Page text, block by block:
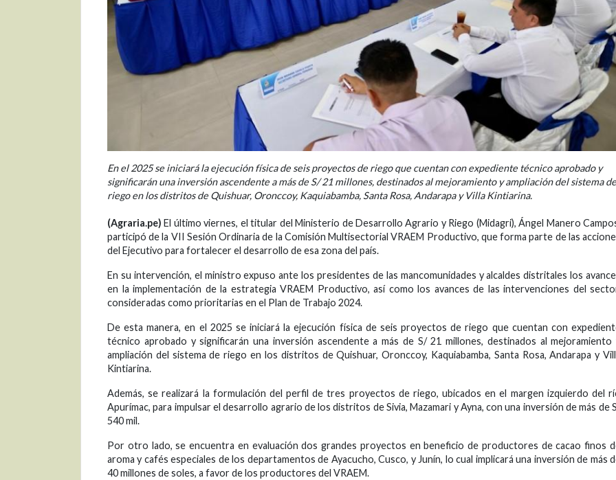
En el 2025 se iniciará la ejecución física de seis proyectos de riego que cuentan con expediente técnico aprobado y
significarán una inversión ascendente a más de S/ 21 millones, destinados al mejoramiento y ampliación del sistema de
riego en los distritos de Quishuar, Oronccoy, Kaquiabamba, Santa Rosa, Andarapa y Villa Kintiarina.
(Agraria.pe) El último viernes, el titular del Ministerio de Desarrollo Agrario y Riego (Midagri), Ángel Manero
participó de la VII Sesión Ordinaria de la Comisión Multisectorial VRAEM Productivo, que forma parte de las
del Ejecutivo para fortalecer el desarrollo de esa zona del país.
En su intervención, el ministro expuso ante los presidentes de las mancomunidades y alcaldes distritales los
en la implementación de la estrategia VRAEM Productivo, así como los avances de las intervenciones del
consideradas como prioritarias en el Plan de Trabajo 2024.
De esta manera, en el 2025 se iniciará la ejecución física de seis proyectos de riego que cuentan con
técnico aprobado y significarán una inversión ascendente a más de S/ 21 millones, destinados al mejoramiento
ampliación del sistema de riego en los distritos de Quishuar, Oronccoy, Kaquiabamba, Santa Rosa, Andarapa y
Kintiarina.
Además, se realizará la formulación del perfil de tres proyectos de riego, ubicados en el margen izquierdo del
Apurímac, para impulsar el desarrollo agrario de los distritos de Sivia, Mazamari y Ayna, con una inversión de más de
540 mil.
Por otro lado, se encuentra en evaluación dos grandes proyectos en beneficio de productores de cacao finos
aroma y cafés especiales de los departamentos de Ayacucho, Cusco, y Junín, lo cual implicará una inversión de más
40 millones de soles, a favor de los productores del VRAEM.